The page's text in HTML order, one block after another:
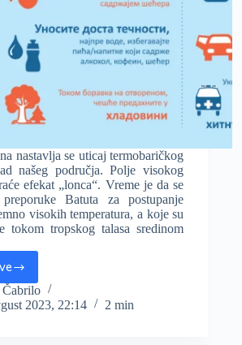
nastavlja se uticaj termobaričkog
našeg područja. Polje visokog
efekat „lonca“. Vreme je da se
Batuta za postupanje
visokih temperatura, a koje su
tokom tropskog talasa sredinom
Čabrilo
2023, 22:14
2 min